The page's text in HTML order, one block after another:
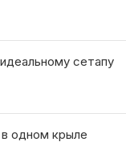
сетапу
одном крыле